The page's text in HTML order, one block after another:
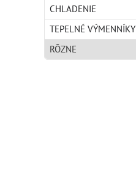
CHLADENIE
TEPELNÉ VÝMENNÍKY
RÔZNE